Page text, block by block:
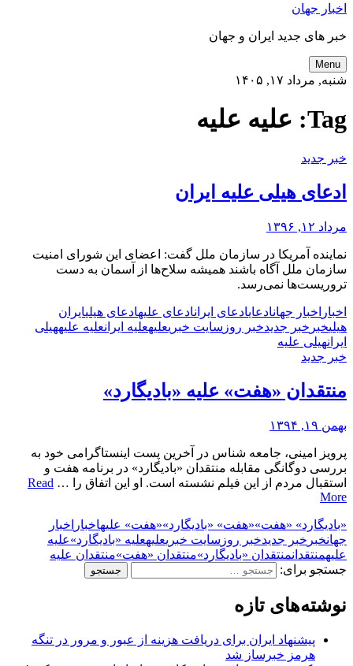
اخبار جهان
خبر های جدید ایران و جهان
Menu
شنبه, مرداد ۱۷, ۱۴۰۵
Tag: علیه علیه
خبر جدید
ادعای هیلی علیه ایران
مرداد ۱۲, ۱۳۹۶
نماینده آمریکا در سازمان ملل گفت: اعضای این شورای امنیت
سازمان ملل آگاه باشند همیشه سلاح‌ها از آسمان به دست
تروریست‌ها نمی‌رسد.
اخبار اخبار جهانادعایادعای ایرانادعای علیهادعای هیلیایران
هیلیخبر خبر جدیدخبر روز سایت خبریعلیهعلیه ایرانعلیه علیههیلی
ایرانهیلی علیه
خبر جدید
منتقدان «هفت» علیه «بادیگارد»
بهمن ۱۹, ۱۳۹۴
پرویز امینی، جامعه شناس در آخرین پست اینستاگرامی خود به
بررسی دوگانگی مقابله منتقدان «بادیگارد» در برنامه هفت و
استقبال مردم از این فیلم نشسته است. او این اتفاق را … Read
More
«بادیگارد» «هفت»«هفت» «بادیگارد»«هفت» علیهاخبار اخبار
جهانخبر خبر جدیدخبر روز سایت خبریعلیهعلیه «بادیگارد»علیه
علیهمنتقدانمنتقدان «بادیگارد»منتقدان «هفت»منتقدان علیه
جستجو برای:
نوشته‌های تازه
پیشنهاد ایران برای دریافت هزینه از عبور و مرور در تنگه
هرمز خبرساز شد